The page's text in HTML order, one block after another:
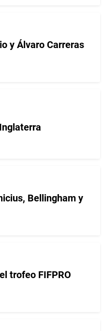
y Álvaro Carreras
Bellingham y
trofeo FIFPRO